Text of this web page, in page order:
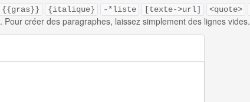
{{gras}} {italique} -*liste [texte->url] <quote>
. Pour créer des paragraphes, laissez simplement des lignes vides.